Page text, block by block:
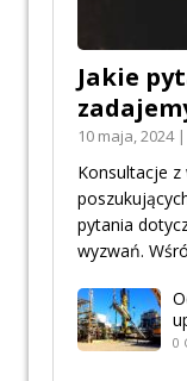
Jakie
10 maja, 2024
Konsultacje
pytania
wyzwań.
0